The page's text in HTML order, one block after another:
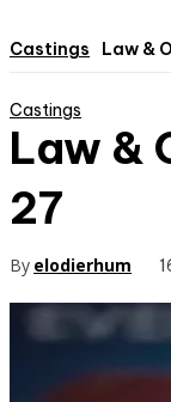
Castings Law &
Castings
Law &
27
By elodierhum